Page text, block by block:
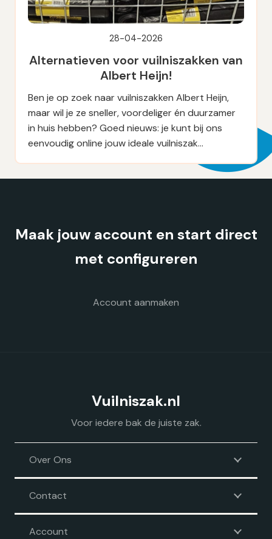
28-04-2026
Alternatieven voor vuilniszakken van
Albert Heijn!
Ben je op zoek naar vuilniszakken Albert Heijn,
maar wil je ze sneller, voordeliger én duurzamer
in huis hebben? Goed nieuws: je kunt bij ons
eenvoudig online jouw ideale vuilniszak…
Maak jouw account en start direct
met configureren
Account aanmaken
Vuilniszak.nl
Voor iedere bak de juiste zak.
Over Ons
Contact
Account